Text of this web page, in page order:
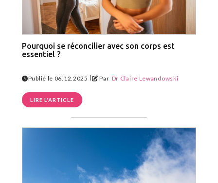
Pourquoi se réconcilier avec son corps est
essentiel ?
Publié le 06.12.2025 | Par Dr Claire Lewandowski
LIRE L'ARTICLE